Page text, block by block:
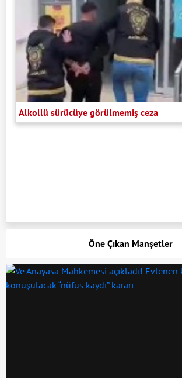
Alkollü sürücüye görülmemiş ceza
Öne Çıkan Manşetler